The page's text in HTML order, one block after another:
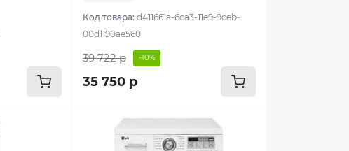
Код товара:d411661a-6ca3-11e9-9ceb-
00d1190ae560
39 722 р -10%
35 750 р